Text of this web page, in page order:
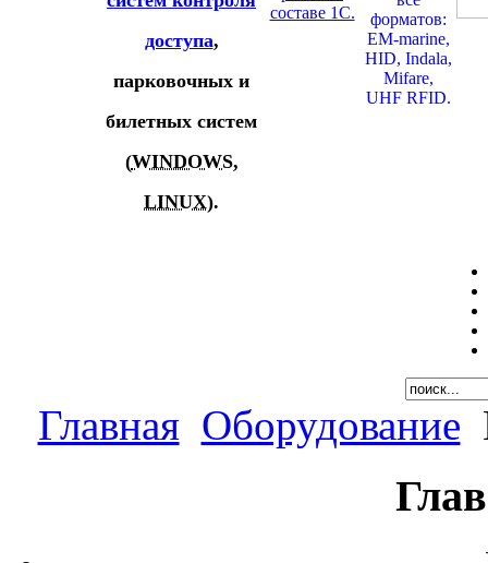
доступа,
парковочных и
билетных систем
(WINDOWS,
LINUX).
Главная Оборудование